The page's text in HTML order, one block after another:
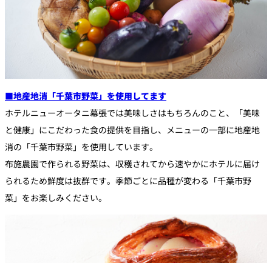
■地産地消「千葉市野菜」を使用してます
ホテルニューオータニ幕張では美味しさはもちろんのこと、「美味
と健康」にこだわった食の提供を目指し、メニューの一部に地産地
消の「千葉市野菜」を使用しています。
布施農園で作られる野菜は、収穫されてから速やかにホテルに届け
られるため鮮度は抜群です。季節ごとに品種が変わる「千葉市野
菜」をお楽しみください。